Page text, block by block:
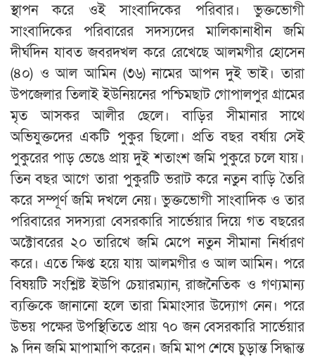
স্থাপন করে ওই সাংবাদিকের পরিবার। ভুক্তভোগী
সাংবাদিকের পরিবারের সদস্যদের মালিকানাধীন জমি
দীর্ঘদিন যাবত জবরদখল করে রেখেছে আলমগীর হোসেন
(৪০) ও আল আমিন (৩৬) নামের আপন দুই ভাই। তারা
উপজেলার তিলাই ইউনিয়নের পশ্চিমছাট গোপালপুর গ্রামের
মৃত আসকর আলীর ছেলে। বাড়ির সীমানার সাথে
অভিযুক্তদের একটি পুকুর ছিলো। প্রতি বছর বর্ষায় সেই
পুকুরের পাড় ভেঙে প্রায় দুই শতাংশ জমি পুকুরে চলে যায়।
তিন বছর আগে তারা পুকুরটি ভরাট করে নতুন বাড়ি তৈরি
করে সম্পূর্ণ জমি দখলে নেয়। ভুক্তভোগী সাংবাদিক ও তার
পরিবারের সদস্যরা বেসরকারি সার্ভেয়ার দিয়ে গত বছরের
অক্টোবরের ২০ তারিখে জমি মেপে নতুন সীমানা নির্ধারণ
করে। এতে ক্ষিপ্ত হয়ে যায় আলমগীর ও আল আমিন। পরে
বিষয়টি সংশ্লিষ্ট ইউপি চেয়ারম্যান, রাজনৈতিক ও গণ‍্যমান‍্য
ব‍্যক্তিকে জানানো হলে তারা মিমাংসার উদ্যোগ নেন। পরে
উভয় পক্ষের উপস্থিতিতে প্রায় ৭০ জন বেসরকারি সার্ভেয়ার
৯ দিন জমি মাপামাপি করেন। জমি মাপ শেষে চুড়ান্ত সিদ্ধান্ত